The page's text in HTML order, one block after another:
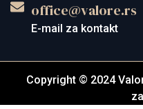
E-mail za kontakt
office@valore.rs
Copyright © 2024